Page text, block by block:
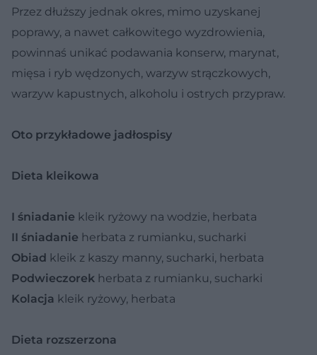
Przez dłuższy jednak okres, mimo uzyskanej
poprawy, a nawet całkowitego wyzdrowienia,
powinnaś unikać podawania konserw, marynat,
mięsa i ryb wędzonych, warzyw strączkowych,
warzyw kapustnych, alkoholu i ostrych przypraw.
Oto przykładowe jadłospisy
Dieta kleikowa
I śniadanie kleik ryżowy na wodzie, herbata
II śniadanie herbata z rumianku, sucharki
Obiad kleik z kaszy manny, sucharki, herbata
Podwieczorek herbata z rumianku, sucharki
Kolacja kleik ryżowy, herbata
Dieta rozszerzona